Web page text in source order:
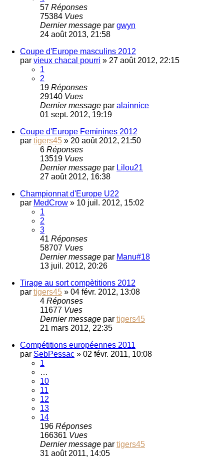
57 Réponses
75384 Vues
Dernier message par gwyn
24 août 2013, 21:58
Coupe d'Europe masculins 2012
par vieux chacal pourri » 27 août 2012, 22:15
1
2
19 Réponses
29140 Vues
Dernier message par alainnice
01 sept. 2012, 19:19
Coupe d'Europe Feminines 2012
par tigers45 » 20 août 2012, 21:50
6 Réponses
13519 Vues
Dernier message par Lilou21
27 août 2012, 16:38
Championnat d'Europe U22
par MedCrow » 10 juil. 2012, 15:02
1
2
3
41 Réponses
58707 Vues
Dernier message par Manu#18
13 juil. 2012, 20:26
Tirage au sort compètitions 2012
par tigers45 » 04 févr. 2012, 13:08
4 Réponses
11677 Vues
Dernier message par tigers45
21 mars 2012, 22:35
Compétitions européennes 2011
par SebPessac » 02 févr. 2011, 10:08
1
…
10
11
12
13
14
196 Réponses
166361 Vues
Dernier message par tigers45
31 août 2011, 14:05